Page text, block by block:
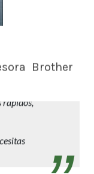
Brother
reducida